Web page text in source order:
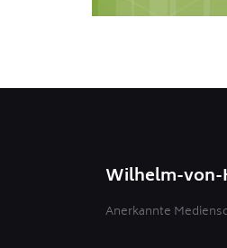
Wilhelm-von-
Anerkannte